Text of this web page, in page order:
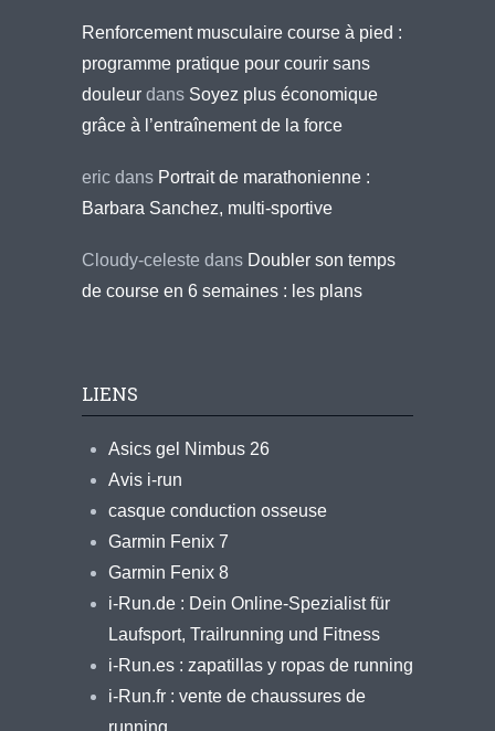
Renforcement musculaire course à pied :
programme pratique pour courir sans
douleur dans Soyez plus économique
grâce à l’entraînement de la force
eric dans Portrait de marathonienne :
Barbara Sanchez, multi-sportive
Cloudy-celeste dans Doubler son temps
de course en 6 semaines : les plans
LIENS
Asics gel Nimbus 26
Avis i-run
casque conduction osseuse
Garmin Fenix 7
Garmin Fenix 8
i-Run.de : Dein Online-Spezialist für
Laufsport, Trailrunning und Fitness
i-Run.es : zapatillas y ropas de running
i-Run.fr : vente de chaussures de